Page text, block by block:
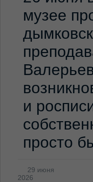
музее
и
просто
29 июня
2026